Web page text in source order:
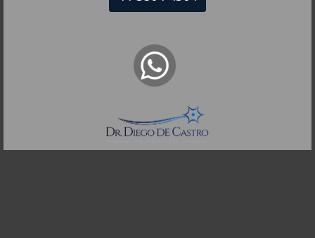
Ed. Victória Office Tower Leste, Enseada do Suá,